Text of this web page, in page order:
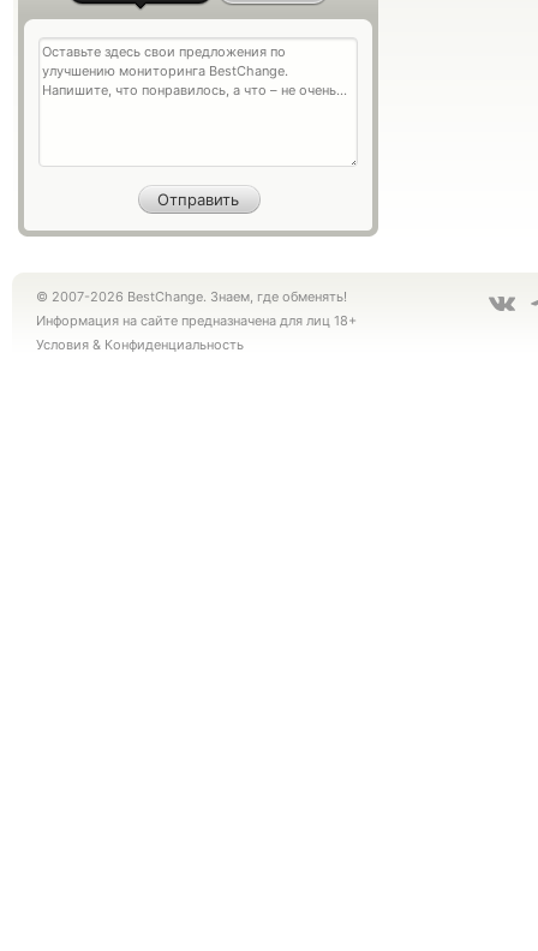
© 2007-2026 BestChange. Знаем, где обменять!
Информация на сайте предназначена для лиц 18+
Условия & Конфиденциальность